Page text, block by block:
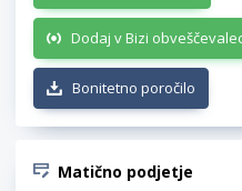
Dodaj v Bizi
Bonitetno poročilo
Matično podjetje